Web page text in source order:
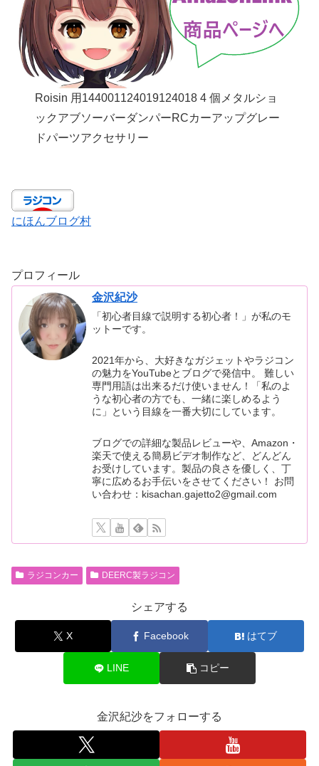
Roisin 用144001124019124018 4 個メタルショ
ックアブソーバーダンパーRCカーアップグレー
ドパーツアクセサリー
にほんブログ村
プロフィール
金沢紀沙
「初心者目線で説明する初心者！」が私のモ
ットーです。
2021年から、大好きなガジェットやラジコン
の魅力をYouTubeとブログで発信中。 難しい
専門用語は出来るだけ使いません！「私のよ
うな初心者の方でも、一緒に楽しめるよう
に」という目線を一番大切にしています。
ブログでの詳細な製品レビューや、Amazon・
楽天で使える簡易ビデオ制作など、どんどん
お受けしています。製品の良さを優しく、丁
寧に広めるお手伝いをさせてください！ お問
い合わせ：kisachan.gajetto2@gmail.com
ラジコンカー DEERC製ラジコン
シェアする
X Facebook はてブ
LINE コピー
金沢紀沙をフォローする